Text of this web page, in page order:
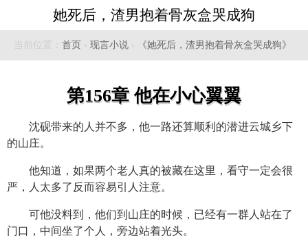
她死后，渣男抱着骨灰盒哭成狗
当前位置： 首页 › 现言小说 › 《她死后，渣男抱着骨灰盒哭成狗》
第156章 他在小心翼翼
沈砚带来的人并不多，他一路还算顺利的潜进云城乡下
的山庄。
他知道，如果两个老人真的被藏在这里，看守一定会很
严，人太多了反而容易引人注意。
可他没料到，他们到山庄的时候，已经有一群人站在了
门口，中间坐了个人，旁边站着光头。